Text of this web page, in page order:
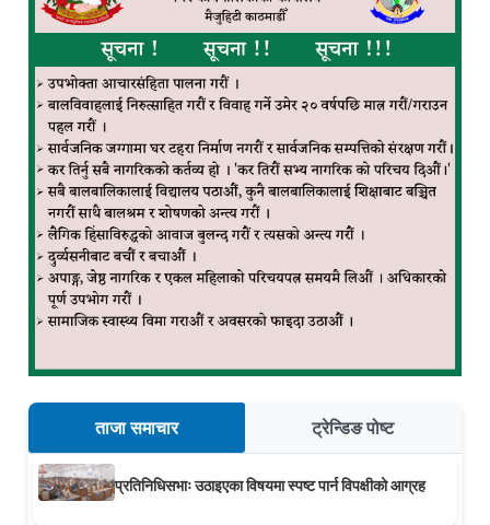
ताजा समाचार ट्रेन्डिङ पोष्ट
प्रतिनिधिसभाः उठाइएका विषयमा स्पष्ट पार्न विपक्षीको आग्रह